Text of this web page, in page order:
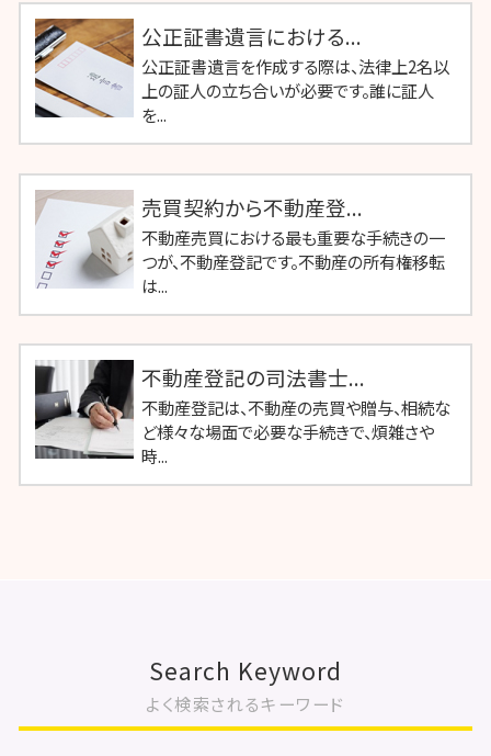
公正証書遺言における...
公正証書遺言を作成する際は、法律上2名以
上の証人の立ち合いが必要です。誰に証人
を...
売買契約から不動産登...
不動産売買における最も重要な手続きの一
つが、不動産登記です。不動産の所有権移転
は...
不動産登記の司法書士...
不動産登記は、不動産の売買や贈与、相続な
ど様々な場面で必要な手続きで、煩雑さや
時...
Search Keyword
よく検索されるキーワード